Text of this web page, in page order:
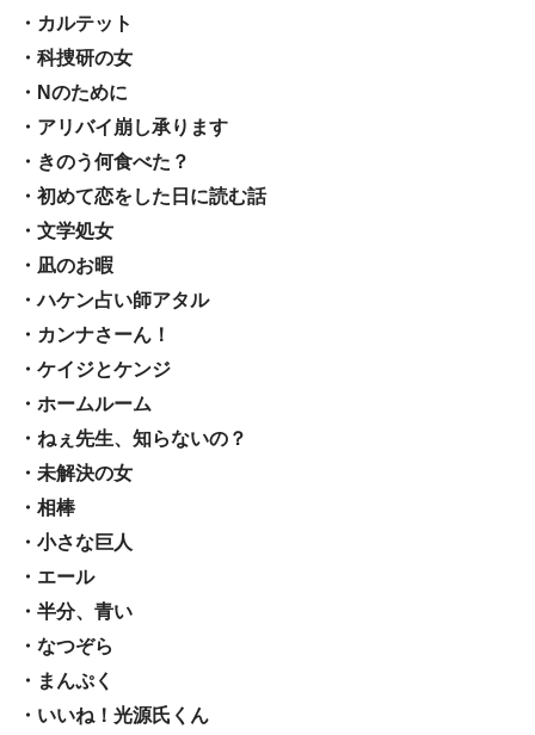
・カルテット
・科捜研の女
・Nのために
・アリバイ崩し承ります
・きのう何食べた？
・初めて恋をした日に読む話
・文学処女
・凪のお暇
・ハケン占い師アタル
・カンナさーん！
・ケイジとケンジ
・ホームルーム
・ねぇ先生、知らないの？
・未解決の女
・相棒
・小さな巨人
・エール
・半分、青い
・なつぞら
・まんぷく
・いいね！光源氏くん